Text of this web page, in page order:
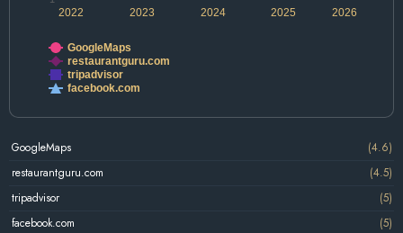
2022 2024 2026
2023 2025
GoogleMaps
restaurantguru.com
tripadvisor
facebook.com
GoogleMaps
(4.6)
restaurantguru.com
(4.5)
tripadvisor
(5)
facebook.com
(5)